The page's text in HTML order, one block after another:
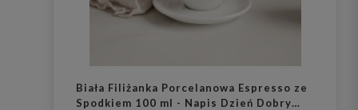
Biała Filiżanka Porcelanowa Espresso ze
Spodkiem 100 ml - Napis Dzień Dobry